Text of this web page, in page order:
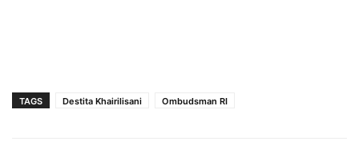
TAGS Destita Khairilisani Ombudsman RI